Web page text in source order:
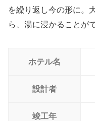
を繰り返し今の形に。
ら、湯に浸かることが
ホテル名
設計者
竣工年